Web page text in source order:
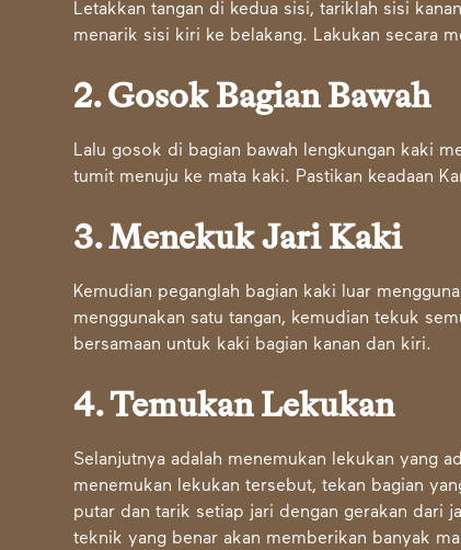
Letakkan tangan di kedua sisi, tariklah sisi
menarik sisi kiri ke belakang. Lakukan secara
2. Gosok Bagian Bawah
Lalu gosok di bagian bawah lengkungan kaki
tumit menuju ke mata kaki. Pastikan keadaan
3. Menekuk Jari Kaki
Kemudian peganglah bagian kaki luar
menggunakan satu tangan, kemudian tekuk
bersamaan untuk kaki bagian kanan dan kiri.
4. Temukan Lekukan
Selanjutnya adalah menemukan lekukan yang
menemukan lekukan tersebut, tekan bagian
putar dan tarik setiap jari dengan gerakan dari
teknik yang benar akan memberikan banyak